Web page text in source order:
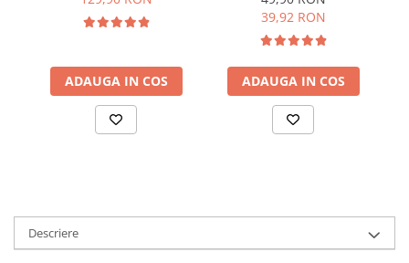
nJoy Nature
ADAUGA IN COS
Aromaterapie Sigura |
nJoy Nature
39,92 RON
ADAUGA IN COS
Descriere